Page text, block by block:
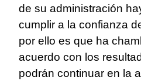
de su administración
cumplir a la confianza
por ello es que ha
acuerdo con los
podrán continuar en la